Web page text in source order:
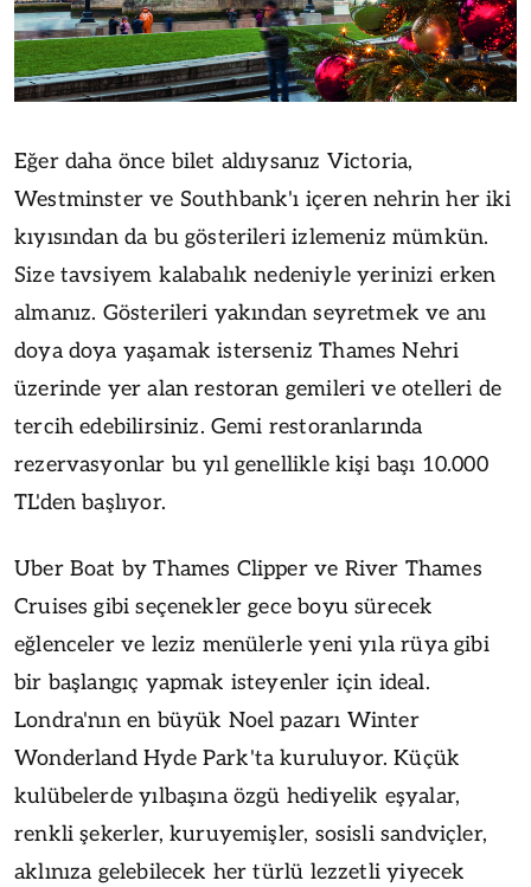
Eğer daha önce bilet aldıysanız Victoria,
Westminster ve Southbank'ı içeren nehrin her iki
kıyısından da bu gösterileri izlemeniz mümkün.
Size tavsiyem kalabalık nedeniyle yerinizi erken
almanız. Gösterileri yakından seyretmek ve anı
doya doya yaşamak isterseniz Thames Nehri
üzerinde yer alan restoran gemileri ve otelleri de
tercih edebilirsiniz. Gemi restoranlarında
rezervasyonlar bu yıl genellikle kişi başı 10.000
TL'den başlıyor.
Uber Boat by Thames Clipper ve River Thames
Cruises gibi seçenekler gece boyu sürecek
eğlenceler ve leziz menülerle yeni yıla rüya gibi
bir başlangıç yapmak isteyenler için ideal.
Londra'nın en büyük Noel pazarı Winter
Wonderland Hyde Park'ta kuruluyor. Küçük
kulübelerde yılbaşına özgü hediyelik eşyalar,
renkli şekerler, kuruyemişler, sosisli sandviçler,
aklınıza gelebilecek her türlü lezzetli yiyecek